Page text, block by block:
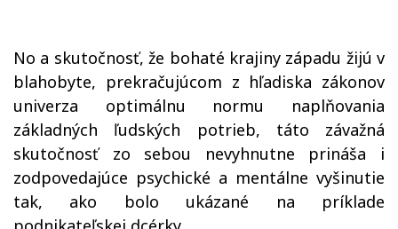
No a skutočnosť, že bohaté krajiny západu žijú v
blahobyte, prekračujúcom z hľadiska zákonov
univerza optimálnu normu naplňovania
základných ľudských potrieb, táto závažná
skutočnosť zo sebou nevyhnutne prináša i
zodpovedajúce psychické a mentálne vyšinutie
tak, ako bolo ukázané na príklade